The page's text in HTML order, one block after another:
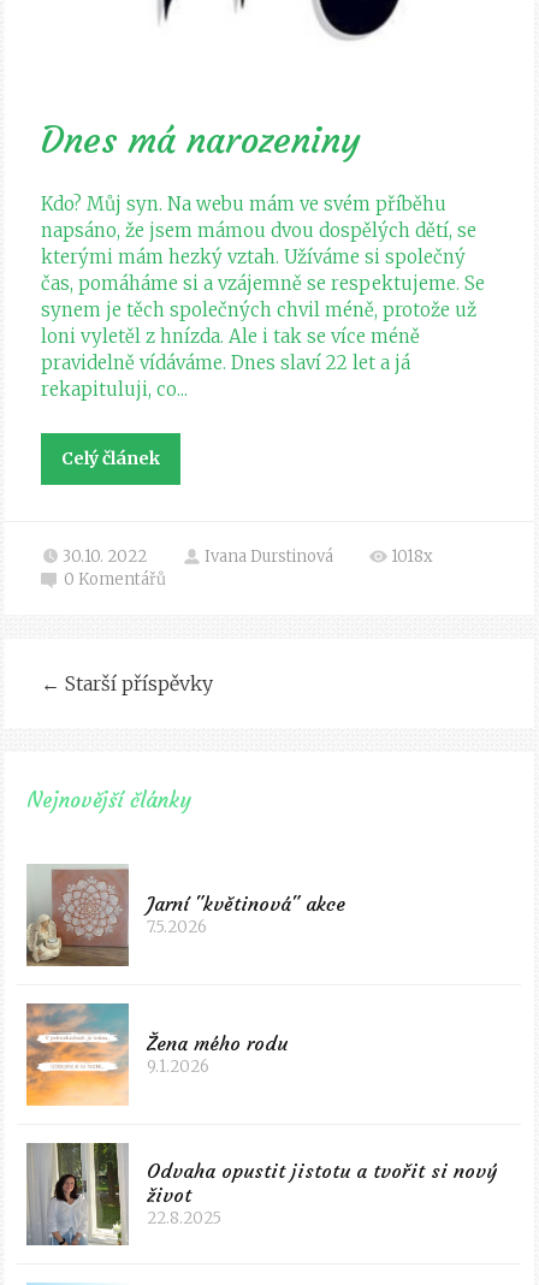
Dnes má narozeniny
Kdo? Můj syn. Na webu mám ve svém příběhu
napsáno, že jsem mámou dvou dospělých dětí, se
kterými mám hezký vztah. Užíváme si společný
čas, pomáháme si a vzájemně se respektujeme. Se
synem je těch společných chvil méně, protože už
loni vyletěl z hnízda. Ale i tak se více méně
pravidelně vídáváme. Dnes slaví 22 let a já
rekapituluji, co...
Celý článek
30.10. 2022 Ivana Durstinová
1018x
0 Komentářů
← Starší příspěvky
Nejnovější články
Jarní "květinová" akce
7.5.2026
Žena mého rodu
9.1.2026
Odvaha opustit jistotu a tvořit si nový
život
22.8.2025